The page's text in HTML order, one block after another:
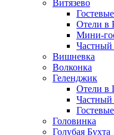
Витязево
Отели в
Мини-
Частный
Вишневка
Волконка
Геленджик
Отели в
Частный
Головинка
Голубая Бухта